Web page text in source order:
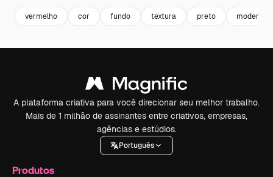
vermelho cor fundo textura preto moderno
A plataforma criativa para você direcionar seu melhor trabalho.
Mais de 1 milhão de assinantes entre criativos, empresas,
agências e estúdios.
Português
Produtos